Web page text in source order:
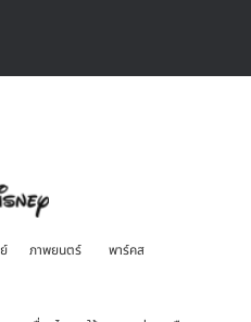
ภาพยนตร์ พาร์คส